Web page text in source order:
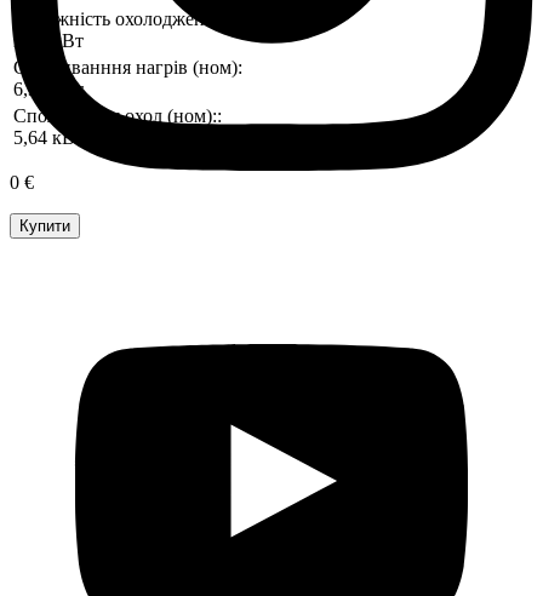
Потужність охолодження (ном)::
20,0 кВт
Споживанння нагрів (ном):
6,31 кВт
Споживання охол (ном)::
5,64 кВт
0 €
Купити